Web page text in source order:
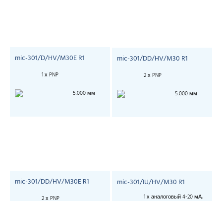
mic-301/D/HV/M30E R1
1 х PNP
5.000 мм
mic-301/DD/HV/M30 R1
2 х PNP
5.000 мм
mic-301/DD/HV/M30E R1
2 х PNP
mic-301/IU/HV/M30 R1
1 х аналоговый 4-20 мА,